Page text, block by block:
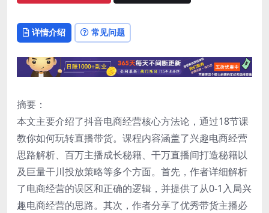
详情介绍 常见问题
摘要：
本文主要介绍了抖音电商经营核心方法论，通过18节课
教你如何玩转直播带货。课程内容涵盖了兴趣电商经营
思路解析、百万主播成长秘籍、干万直播间打造秘籍以
及巨量干川投放策略等多个方面。首先，作者详细解析
了电商经营的误区和正确的逻辑，并提供了从0-1入局兴
趣电商经营的思路。其次，作者分享了优秀带货主播必